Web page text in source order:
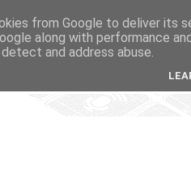
from Google to deliver its
along with performance
and address abuse.